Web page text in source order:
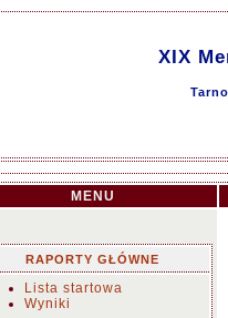
XIX
MENU
RAPORTY GŁÓWNE
Lista startowa
Wyniki